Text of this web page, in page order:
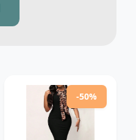
-50%